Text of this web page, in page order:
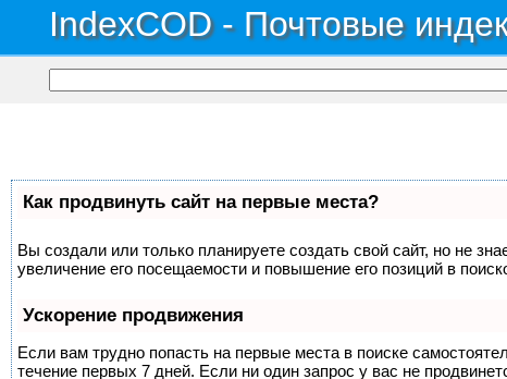
IndexCOD - Почтовые
Как продвинуть сайт на первые места?
Вы создали или только планируете создать свой сайт, но не
увеличение его посещаемости и повышение его позиций в
Ускорение продвижения
Если вам трудно попасть на первые места в поиске
течение первых 7 дней. Если ни один запрос у вас не